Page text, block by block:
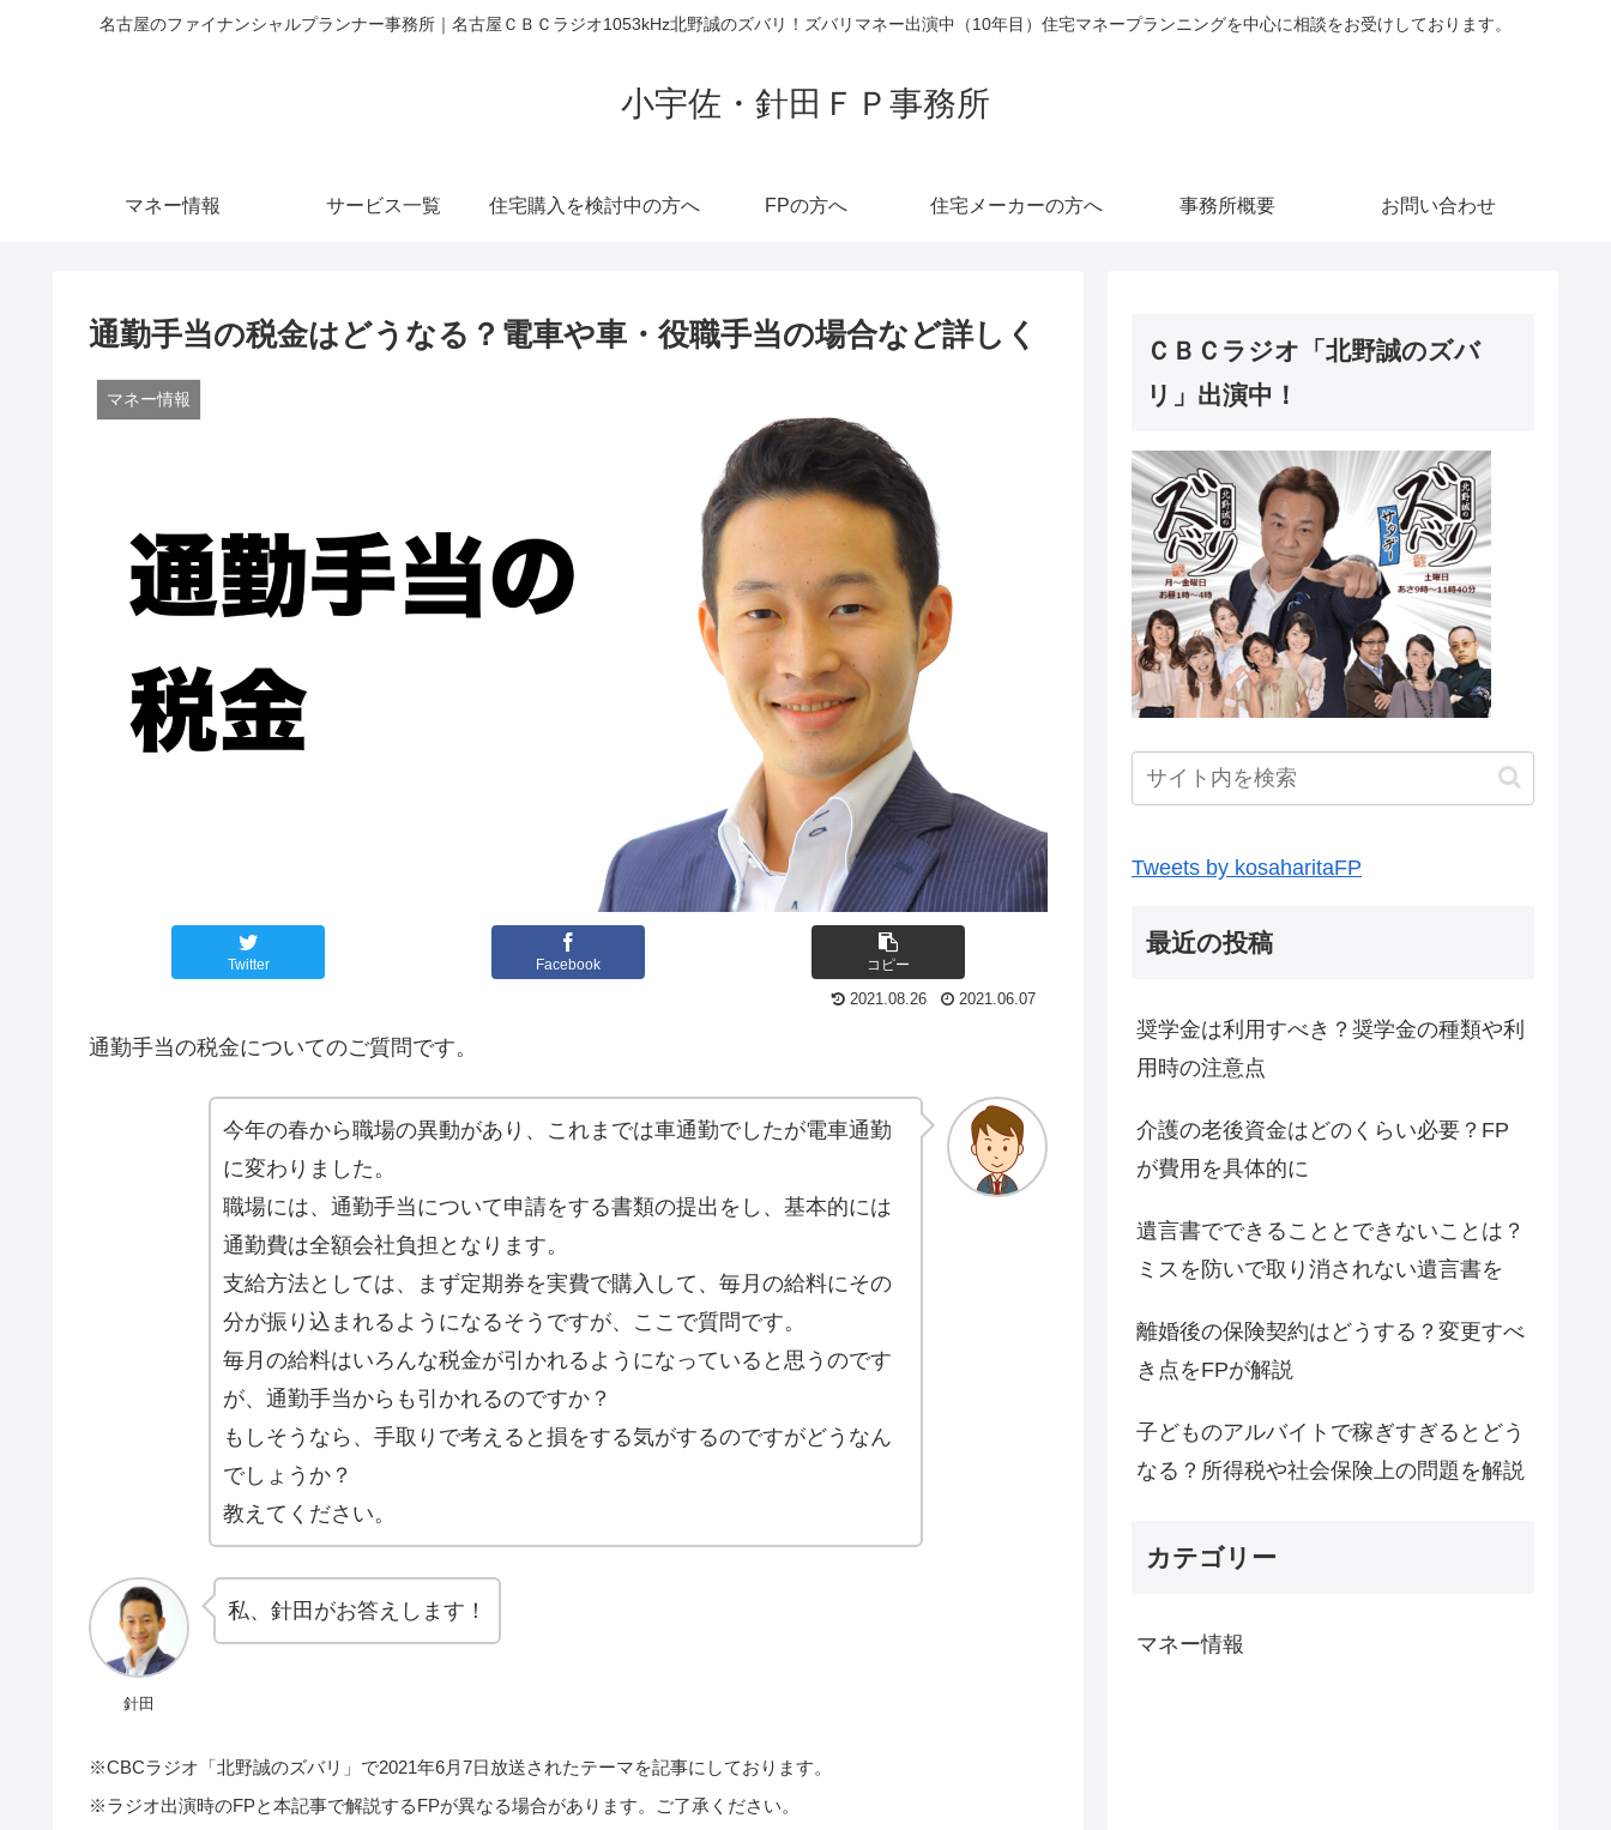
名古屋のファイナンシャルプランナー事務所｜名古屋ＣＢＣラジオ1053kHz北野誠のズバリ！ズバリマネー出演中（10年目）住宅マネープランニングを中心に相談をお受けしております。
小宇佐・針田ＦＰ事務所
マネー情報 サービス一覧 住宅購入を検討中の方へ FPの方へ 住宅メーカーの方へ 事務所概要 お問い合わせ
通勤手当の税金はどうなる？電車や車・役職手当の場合など詳しく
マネー情報
Twitter Facebook コピー
2021.08.26 2021.06.07
通勤手当の税金についてのご質問です。
今年の春から職場の異動があり、これまでは車通勤でしたが電車通勤
に変わりました。
職場には、通勤手当について申請をする書類の提出をし、基本的には
通勤費は全額会社負担となります。
支給方法としては、まず定期券を実費で購入して、毎月の給料にその
分が振り込まれるようになるそうですが、ここで質問です。
毎月の給料はいろんな税金が引かれるようになっていると思うのです
が、通勤手当からも引かれるのですか？
もしそうなら、手取りで考えると損をする気がするのですがどうなん
でしょうか？
教えてください。
針田
私、針田がお答えします！
※CBCラジオ「北野誠のズバリ」で2021年6月7日放送されたテーマを記事にしております。
※ラジオ出演時のFPと本記事で解説するFPが異なる場合があります。ご了承ください。
ＣＢＣラジオ「北野誠のズバ
リ」出演中！
Tweets by kosaharitaFP
最近の投稿
奨学金は利用すべき？奨学金の種類や利
用時の注意点
介護の老後資金はどのくらい必要？FP
が費用を具体的に
遺言書でできることとできないことは？
ミスを防いで取り消されない遺言書を
離婚後の保険契約はどうする？変更すべ
き点をFPが解説
子どものアルバイトで稼ぎすぎるとどう
なる？所得税や社会保険上の問題を解説
カテゴリー
マネー情報